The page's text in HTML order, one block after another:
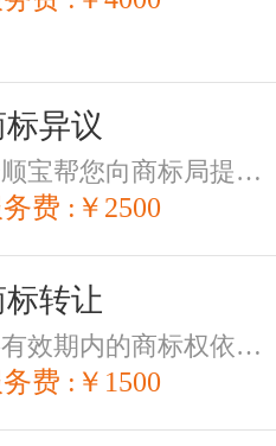
异议
企顺宝帮您向商标局提出不予注册的反对意见
费 :￥2500
标转让
将有效期内的商标权依法转让给他人
费 :￥1500